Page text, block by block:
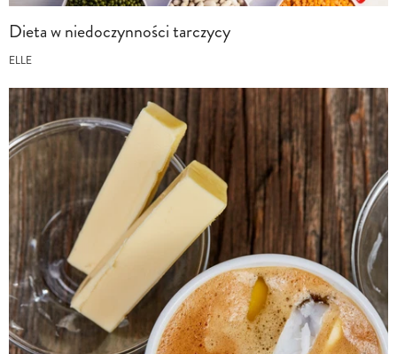
Dieta w niedoczynności tarczycy
ELLE